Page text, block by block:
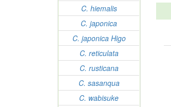
C. hiemalis
C. japonica
C. japonica Higo
C. reticulata
C. rusticana
C. sasanqua
C. wabisuke